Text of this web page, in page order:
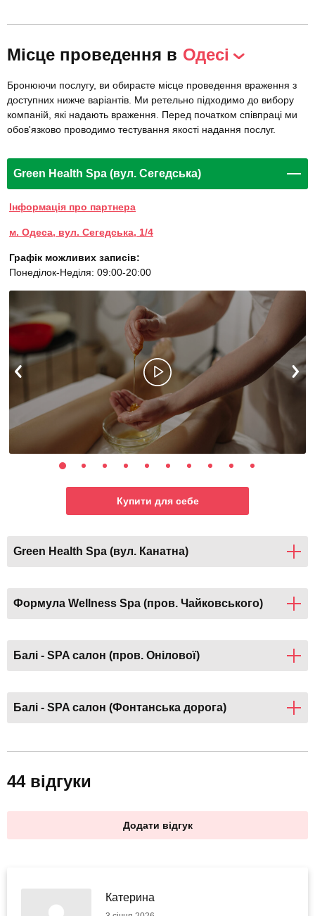
Місце проведення в Одесі
Бронюючи послугу, ви обираєте місце проведення враження з
доступних нижче варіантів. Ми ретельно підходимо до вибору
компаній, які надають враження. Перед початком співпраці ми
обов'язково проводимо тестування якості надання послуг.
Green Health Spa (вул. Сегедська)
Інформація про партнера
м. Одеса, вул. Сегедська, 1/4
Графік можливих записів:
Понеділок-Неділя: 09:00-20:00
Купити для себе
Green Health Spa (вул. Канатна)
Формула Wellness Spa (пров. Чайковського)
Балі - SPA салон (пров. Онілової)
Балі - SPA салон (Фонтанська дорога)
44 відгуки
Додати відгук
Катерина